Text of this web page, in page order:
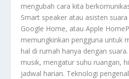
mengubah cara kita
Smart speaker atau asisten
Google Home, atau Apple
memungkinkan pengguna untuk
hal di rumah hanya dengan
musik, mengatur suhu ruangan,
jadwal harian. Teknologi